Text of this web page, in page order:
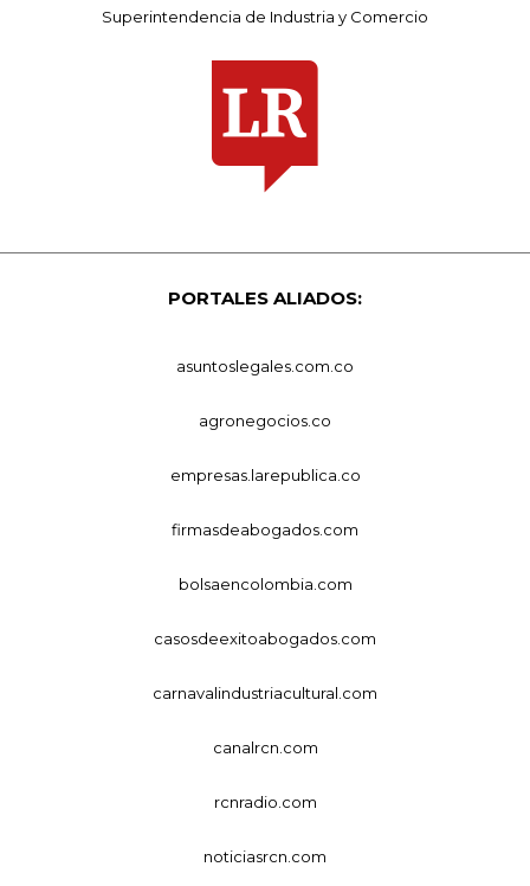
Superintendencia de Industria y Comercio
PORTALES ALIADOS:
asuntoslegales.com.co
agronegocios.co
empresas.larepublica.co
firmasdeabogados.com
bolsaencolombia.com
casosdeexitoabogados.com
carnavalindustriacultural.com
canalrcn.com
rcnradio.com
noticiasrcn.com